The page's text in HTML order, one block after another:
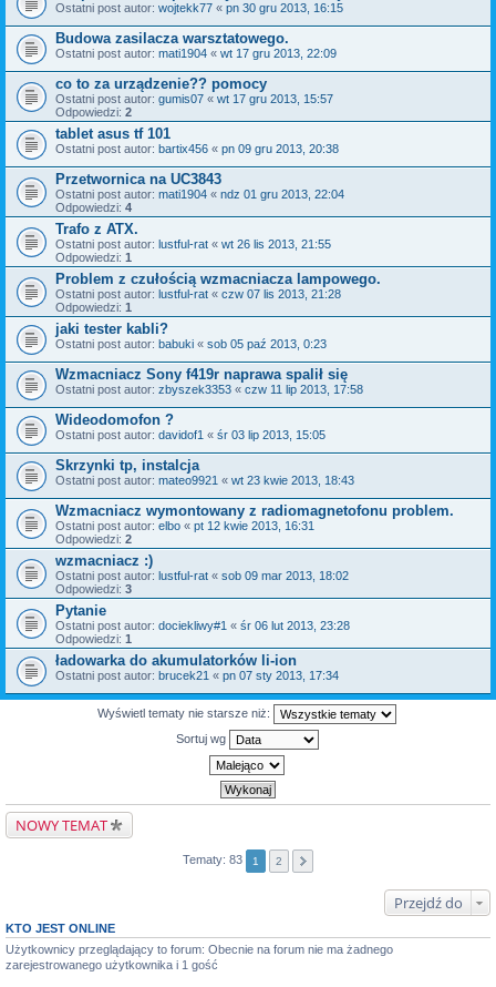
Ostatni post autor: wojtekk77 « pn 30 gru 2013, 16:15
Budowa zasilacza warsztatowego.
Ostatni post autor: mati1904 « wt 17 gru 2013, 22:09
co to za urządzenie?? pomocy
Ostatni post autor: gumis07 « wt 17 gru 2013, 15:57
Odpowiedzi: 2
tablet asus tf 101
Ostatni post autor: bartix456 « pn 09 gru 2013, 20:38
Przetwornica na UC3843
Ostatni post autor: mati1904 « ndz 01 gru 2013, 22:04
Odpowiedzi: 4
Trafo z ATX.
Ostatni post autor: lustful-rat « wt 26 lis 2013, 21:55
Odpowiedzi: 1
Problem z czułością wzmacniacza lampowego.
Ostatni post autor: lustful-rat « czw 07 lis 2013, 21:28
Odpowiedzi: 1
jaki tester kabli?
Ostatni post autor: babuki « sob 05 paź 2013, 0:23
Wzmacniacz Sony f419r naprawa spalił się
Ostatni post autor: zbyszek3353 « czw 11 lip 2013, 17:58
Wideodomofon ?
Ostatni post autor: davidof1 « śr 03 lip 2013, 15:05
Skrzynki tp, instalcja
Ostatni post autor: mateo9921 « wt 23 kwie 2013, 18:43
Wzmacniacz wymontowany z radiomagnetofonu problem.
Ostatni post autor: elbo « pt 12 kwie 2013, 16:31
Odpowiedzi: 2
wzmacniacz :)
Ostatni post autor: lustful-rat « sob 09 mar 2013, 18:02
Odpowiedzi: 3
Pytanie
Ostatni post autor: dociekliwy#1 « śr 06 lut 2013, 23:28
Odpowiedzi: 1
ładowarka do akumulatorków li-ion
Ostatni post autor: brucek21 « pn 07 sty 2013, 17:34
Wyświetl tematy nie starsze niż:
Sortuj wg
NOWY TEMAT
Tematy: 83 1 2
Przejdź do
KTO JEST ONLINE
Użytkownicy przeglądający to forum: Obecnie na forum nie ma żadnego
zarejestrowanego użytkownika i 1 gość